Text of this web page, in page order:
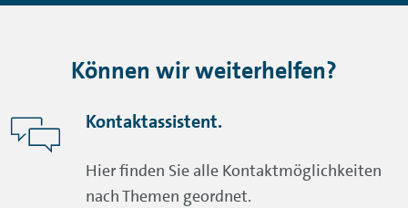
Können wir weiterhelfen?
Kontaktassistent.
Hier finden Sie alle Kontaktmöglichkeiten
nach Themen geordnet.